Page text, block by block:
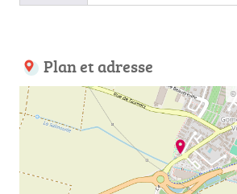
Plan et adresse
©